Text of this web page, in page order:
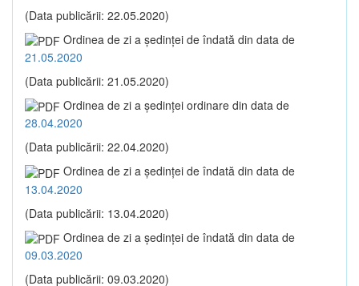
(Data publicării: 22.05.2020)
Ordinea de zi a şedinţei de îndată din data de
21.05.2020
(Data publicării: 21.05.2020)
Ordinea de zi a şedinţei ordinare din data de
28.04.2020
(Data publicării: 22.04.2020)
Ordinea de zi a şedinţei de îndată din data de
13.04.2020
(Data publicării: 13.04.2020)
Ordinea de zi a şedinţei de îndată din data de
09.03.2020
(Data publicării: 09.03.2020)